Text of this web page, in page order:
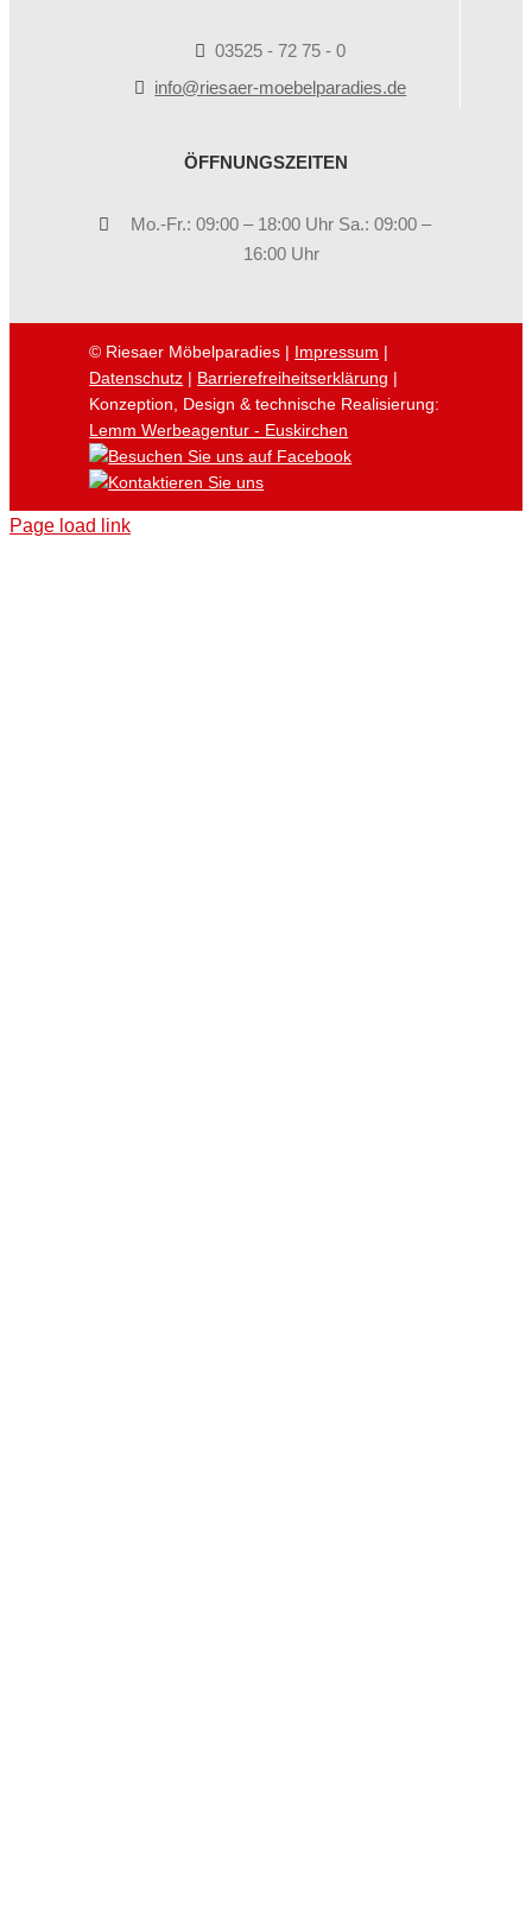
03525 - 72 75 - 0
info@riesaer-moebelparadies.de
ÖFFNUNGSZEITEN
Mo.-Fr.: 09:00 – 18:00 Uhr Sa.: 09:00 –
16:00 Uhr
© Riesaer Möbelparadies | Impressum |
Datenschutz | Barrierefreiheitserklärung |
Konzeption, Design & technische Realisierung:
Lemm Werbeagentur - Euskirchen
Page load link